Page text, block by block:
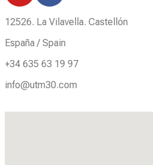
12526. La Vilavella. Castellón
España / Spain
+34 635 63 19 97
info@utm30.com